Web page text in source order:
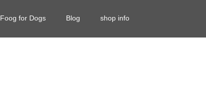
Foog for Dogs Blog shop info